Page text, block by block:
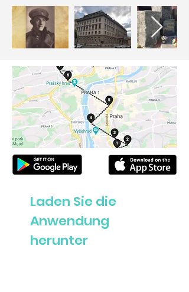
Laden Sie die
Anwendung
herunter